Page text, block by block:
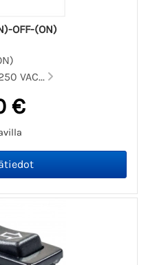
2 X (ON)-OFF-(ON)
VAC...
€